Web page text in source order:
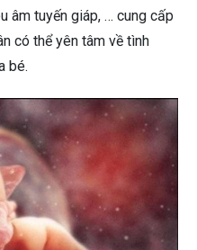
âm tuyến giáp, … cung cấp
có thể yên tâm về tình
bé.